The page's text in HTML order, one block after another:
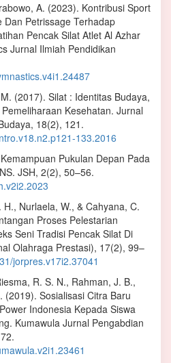
A. (2023). Kontribusi Sport
Dan Petrissage Terhadap
Pencak Silat Atlet Al Azhar
Jurnal Ilmiah Pendidikan
(2017). Silat : Identitas Budaya,
Kesehatan. Jurnal
18(2), 121.
133.2016
Pukulan Depan Pada
JSH, 2(2), 50–56.
Nurlaela, W., & Cahyana, C.
Proses Pelestarian
Seni Tradisi Pencak Silat Di
Olahraga Prestasi), 17(2), 99–
jorpres.v17i2.37041
R. S. N., Rahman, J. B.,
(2019). Sosialisasi Citra Baru
Indonesia Kepada Siswa
Kumawula Jurnal Pengabdian